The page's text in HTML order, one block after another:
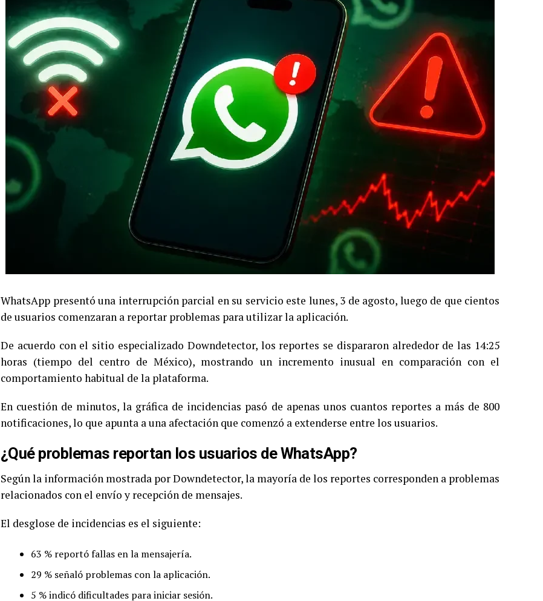
WhatsApp presentó una interrupción parcial en su servicio este lunes, 3 de agosto, luego de que cientos
de usuarios comenzaran a reportar problemas para utilizar la aplicación.
De acuerdo con el sitio especializado Downdetector, los reportes se dispararon alrededor de las 14:25
horas (tiempo del centro de México), mostrando un incremento inusual en comparación con el
comportamiento habitual de la plataforma.
En cuestión de minutos, la gráfica de incidencias pasó de apenas unos cuantos reportes a más de 800
notificaciones, lo que apunta a una afectación que comenzó a extenderse entre los usuarios.
¿Qué problemas reportan los usuarios de WhatsApp?
Según la información mostrada por Downdetector, la mayoría de los reportes corresponden a problemas
relacionados con el envío y recepción de mensajes.
El desglose de incidencias es el siguiente:
63 % reportó fallas en la mensajería.
29 % señaló problemas con la aplicación.
5 % indicó dificultades para iniciar sesión.